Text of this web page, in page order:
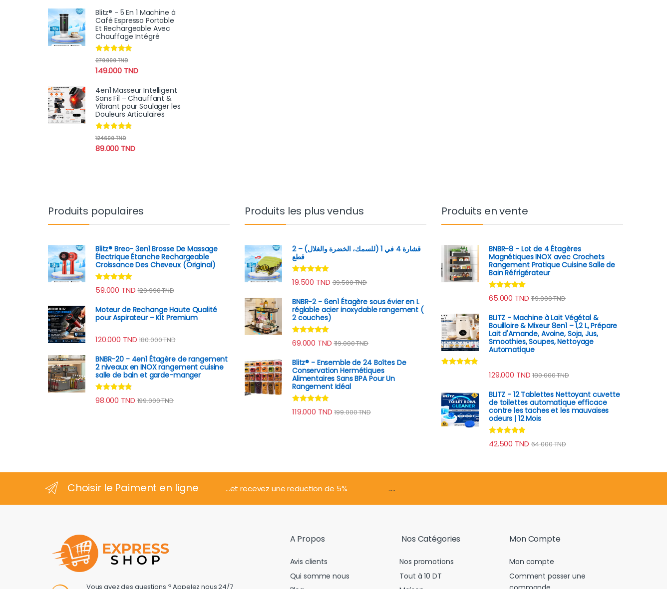
Blitz® - 5 En 1 Machine à
Café Espresso Portable
Et Rechargeable Avec
Chauffage Intégré
Note4.78
149.000 TND
270.000TND
4en1 Masseur Intelligent
Sans Fil – Chauffant &
Vibrant pour Soulager les
Douleurs Articulaires
Note4.67
89.000 TND
124.600TND
Produits populaires
Blitz® Breo- 3en1 Brosse De Massage
Électrique Étanche Rechargeable
Croissance Des Cheveux (Original)
Note4.78
sur 5
59.000 TND 129.990TND
Moteur de Rechange Haute Qualité
pour Aspirateur – Kit Premium
120.000 TND 180.000TND
BNBR-20 - 4en1 Étagère de rangement
2 niveaux en INOX rangement cuisine
salle de bain et garde-manger
Note4.60
sur 5
98.000 TND 199.000TND
Produits les plus vendus
قشارة 4 في 1 (للسمك، الخضرة والغلال) – 2
قطع
Note4.89
sur 5
19.500 TND 39.500TND
BNBR-2 - 6en1 Étagère sous évier en L
réglable acier inoxydable rangement (
2 couches)
Note4.79
sur 5
69.000 TND 119.000TND
Blitz® - Ensemble de 24 Boîtes De
Conservation Hermétiques
Alimentaires Sans BPA Pour Un
Rangement Idéal
Note4.74
sur 5
119.000 TND 199.000TND
Produits en vente
BNBR-8 - Lot de 4 Étagères
Magnétiques INOX avec Crochets
Rangement Pratique Cuisine Salle de
Bain Réfrigérateur
Note4.79
sur 5
65.000 TND 119.000TND
BLITZ - Machine à Lait Végétal &
Bouilloire & Mixeur 8en1 – 1,2 L, Prépare
Lait d'Amande, Avoine, Soja, Jus,
Smoothies, Soupes, Nettoyage
Automatique
129.000 TND 180.000TND
BLITZ - 12 Tablettes Nettoyant cuvette
de toilettes automatique efficace
contre les taches et les mauvaises
odeurs | 12 Mois
Note4.70
sur 5
42.500 TND 64.000TND
Choisir le Paiment en ligne ...et recevez une reduction de 5% .....
Vous avez des questions ? Appelez nous 24/7
A Propos
Avis clients
Qui somme nous
Nos Catégories
Nos promotions
Tout à 10 DT
Mon Compte
Mon compte
Comment passer une